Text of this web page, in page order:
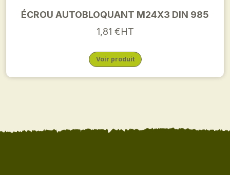
ÉCROU AUTOBLOQUANT M24X3 DIN 985
1,81 €HT
Voir produit